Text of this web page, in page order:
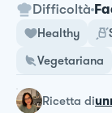
Difficoltà
Healthy
Vegetariana
ricetta di